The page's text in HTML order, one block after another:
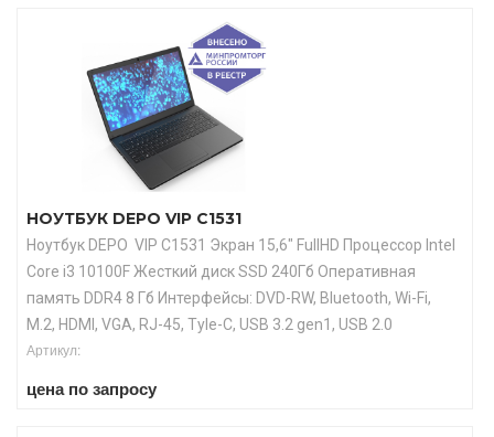
НОУТБУК DEPO VIP C1531
Ноутбук DEPO VIP C1531 Экран 15,6" FullHD Процессор Intel
Core i3 10100F Жесткий диск SSD 240Гб Оперативная
память DDR4 8 Гб Интерфейсы: DVD-RW, Bluetooth, Wi-Fi,
M.2, HDMI, VGA, RJ-45, Tyle-C, USB 3.2 gen1, USB 2.0
Артикул:
цена по запросу